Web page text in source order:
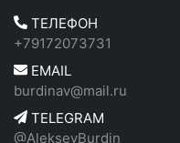
ТЕЛЕФОН
+79172073731
EMAIL
burdinav@mail.ru
TELEGRAM
@AlekseyBurdin